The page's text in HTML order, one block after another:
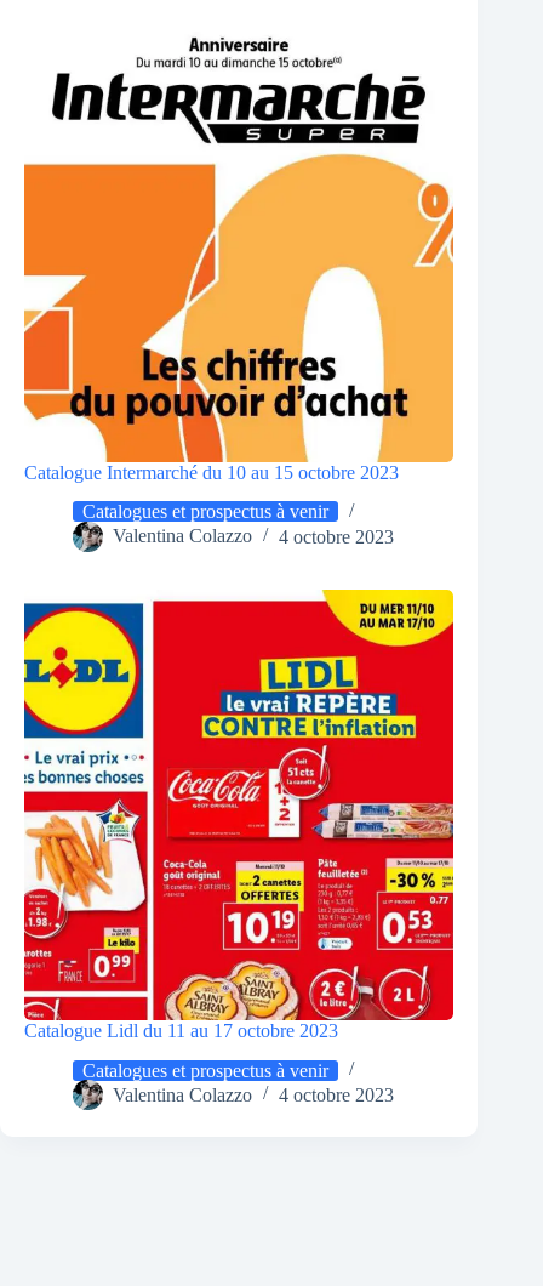
Catalogue Intermarché du 10 au 15 octobre 2023
Catalogues et prospectus à venir
Valentina Colazzo
4 octobre 2023
Catalogue Lidl du 11 au 17 octobre 2023
Catalogues et prospectus à venir
Valentina Colazzo
4 octobre 2023